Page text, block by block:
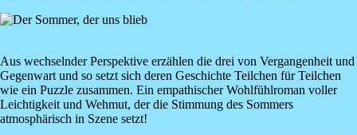
Image
Aus wechselnder Perspektive erzählen die drei von Vergangenheit und
Gegenwart und so setzt sich deren Geschichte Teilchen für Teilchen
wie ein Puzzle zusammen. Ein empathischer Wohlfühlroman voller
Leichtigkeit und Wehmut, der die Stimmung des Sommers
atmosphärisch in Szene setzt!